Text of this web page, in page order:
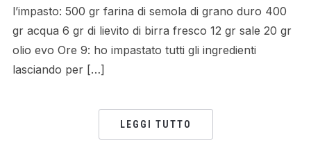
l’impasto: 500 gr farina di semola di grano duro 400
gr acqua 6 gr di lievito di birra fresco 12 gr sale 20 gr
olio evo Ore 9: ho impastato tutti gli ingredienti
lasciando per […]
LEGGI TUTTO